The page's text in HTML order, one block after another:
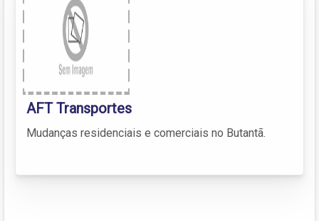
AFT Transportes
Mudanças residenciais e comerciais no Butantã.